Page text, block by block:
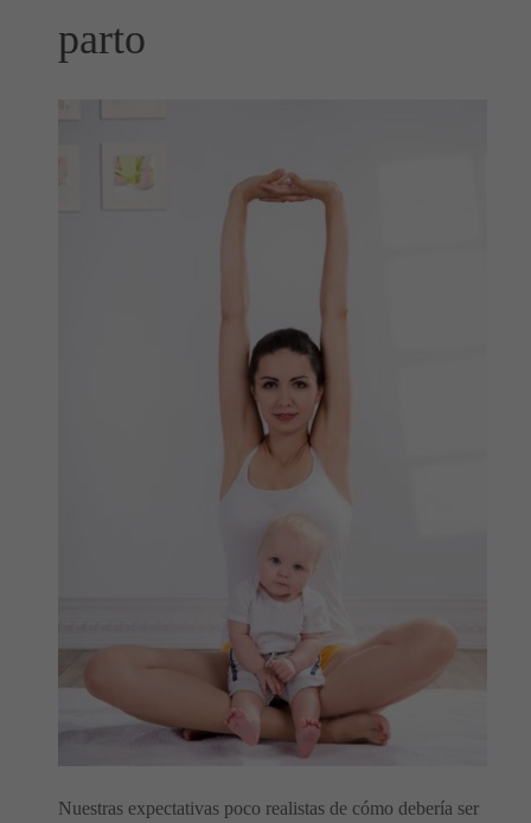
parto
Nuestras expectativas poco realistas de cómo debería ser